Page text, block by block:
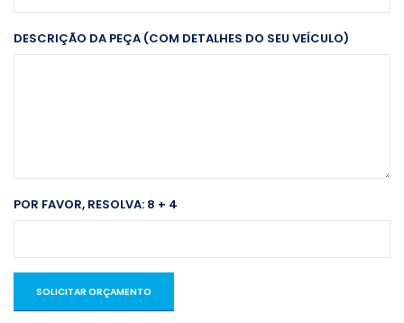
DESCRIÇÃO DA PEÇA (COM DETALHES DO SEU VEÍCULO)
POR FAVOR, RESOLVA: 8 + 4
SOLICITAR ORÇAMENTO